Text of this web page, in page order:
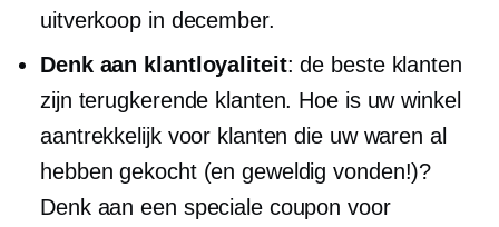
uitverkoop in december.
Denk aan klantloyaliteit: de beste klanten
zijn terugkerende klanten. Hoe is uw winkel
aantrekkelijk voor klanten die uw waren al
hebben gekocht (en geweldig vonden!)?
Denk aan een speciale coupon voor